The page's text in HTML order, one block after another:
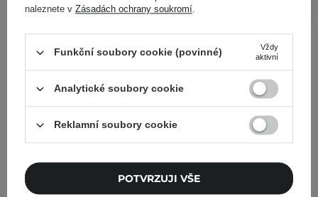
Ostatní zákazníci si prohlédli
naleznete v Zásadách ochrany soukromí.
Funkční soubory cookie (povinné)
Vždy
aktivní
Analytické soubory cookie
Reklamní soubory cookie
POTVRZUJI VŠE